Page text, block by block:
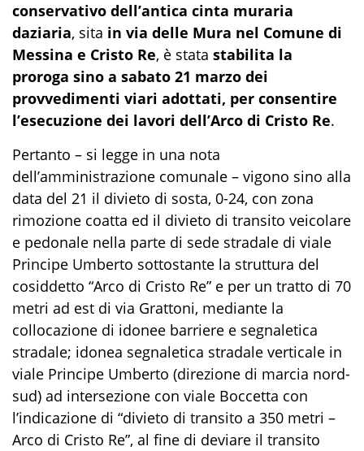
conservativo dell’antica cinta muraria
daziaria, sita in via delle Mura nel Comune di
Messina e Cristo Re, è stata stabilita la
proroga sino a sabato 21 marzo dei
provvedimenti viari adottati, per consentire
l’esecuzione dei lavori dell’Arco di Cristo Re.
Pertanto – si legge in una nota
dell’amministrazione comunale – vigono sino alla
data del 21 il divieto di sosta, 0-24, con zona
rimozione coatta ed il divieto di transito veicolare
e pedonale nella parte di sede stradale di viale
Principe Umberto sottostante la struttura del
cosiddetto “Arco di Cristo Re” e per un tratto di 70
metri ad est di via Grattoni, mediante la
collocazione di idonee barriere e segnaletica
stradale; idonea segnaletica stradale verticale in
viale Principe Umberto (direzione di marcia nord-
sud) ad intersezione con viale Boccetta con
l’indicazione di “divieto di transito a 350 metri –
Arco di Cristo Re”, al fine di deviare il transito